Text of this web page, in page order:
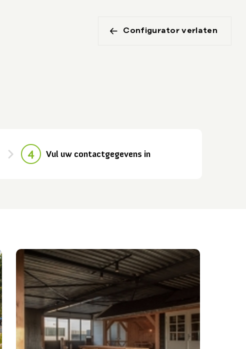
Configurator verlaten
4 Vul uw contactgegevens in